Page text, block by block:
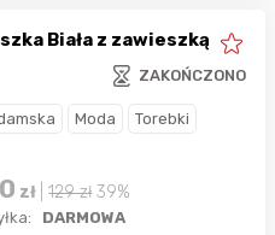
Biała z zawieszką
ZAKOŃCZONO
Moda Torebki
zł 129zł 39%
DARMOWA